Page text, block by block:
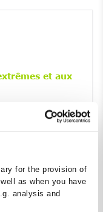
for the provision of
as when you have
analysis and
et aux